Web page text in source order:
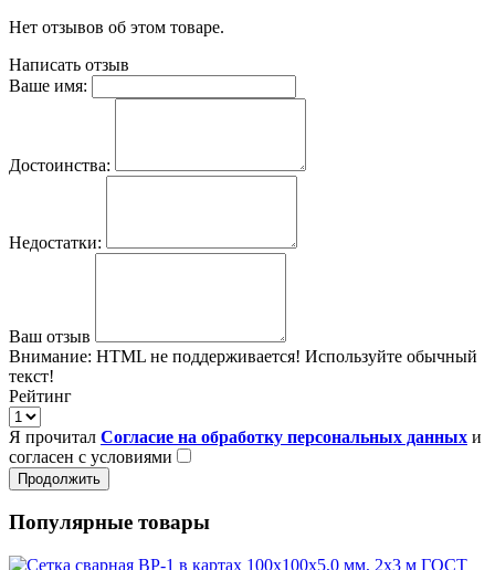
Нет отзывов об этом товаре.
Написать отзыв
Ваше имя:
Достоинства:
Недостатки:
Ваш отзыв
Внимание: HTML не поддерживается! Используйте обычный
текст!
Рейтинг
Я прочитал Согласие на обработку персональных данных и
согласен с условиями
Продолжить
Популярные товары